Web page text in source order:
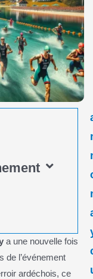
a une nouvelle fois
de l’événement
ardéchois, ce